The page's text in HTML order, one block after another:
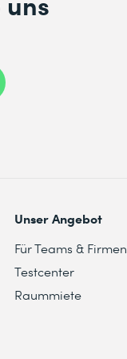
Unser Angebot
Für Teams & Firmen
Testcenter
Raummiete